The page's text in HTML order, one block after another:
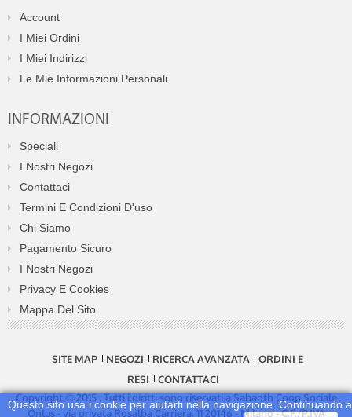
Questo sito usa i cookie per aiutarti nella navigazione. Continuando a
Account
I Miei Ordini
I Miei Indirizzi
Le Mie Informazioni Personali
INFORMAZIONI
Speciali
I Nostri Negozi
Contattaci
Termini E Condizioni D'uso
Chi Siamo
Pagamento Sicuro
I Nostri Negozi
Privacy E Cookies
Mappa Del Sito
SITE MAP NEGOZI RICERCA AVANZATA
ORDINI E
RESI
CONTATTACI
Copyright © 2015 . Tutti i diritti sono riservati a Sabaoth Coop Sociale
Onlus - via privata Rosalba Carriera, 11 20146 - Milano - C.F./P.IVA